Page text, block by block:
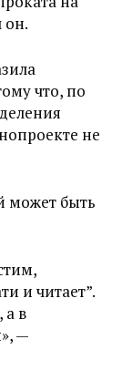
он.
что, по
не
может быть
и читает”.
а в
—